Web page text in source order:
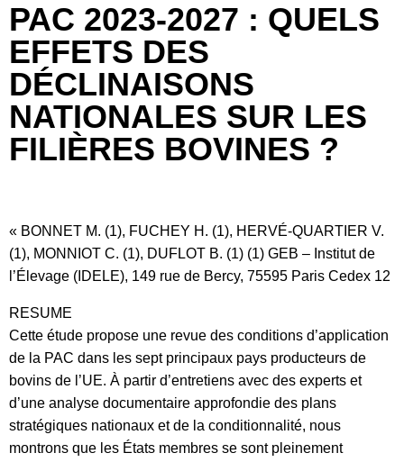
PAC 2023-2027 : QUELS
EFFETS DES
DÉCLINAISONS
NATIONALES SUR LES
FILIÈRES BOVINES ?
« BONNET M. (1), FUCHEY H. (1), HERVÉ-QUARTIER V.
(1), MONNIOT C. (1), DUFLOT B. (1) (1) GEB – Institut de
l’Élevage (IDELE), 149 rue de Bercy, 75595 Paris Cedex 12
RESUME
Cette étude propose une revue des conditions d’application
de la PAC dans les sept principaux pays producteurs de
bovins de l’UE. À partir d’entretiens avec des experts et
d’une analyse documentaire approfondie des plans
stratégiques nationaux et de la conditionnalité, nous
montrons que les États membres se sont pleinement